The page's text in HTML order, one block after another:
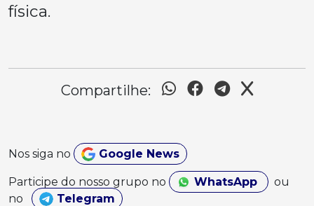
física.
Compartilhe:
Nos siga no Google News
Participe do nosso grupo no WhatsApp
ou
no
Telegram